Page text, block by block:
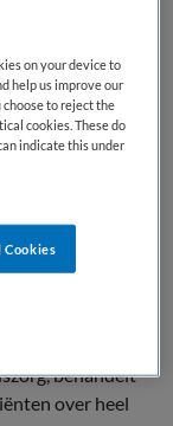
Groep is niet
behandelt
over heel
on your device to
help us improve our
to reject the
cookies. These do
indicate this under
Cookies